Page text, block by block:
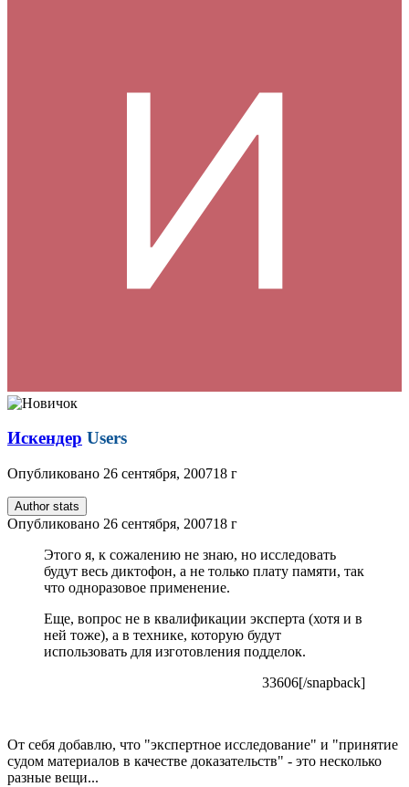
Искендер Users
Опубликовано 26 сентября, 200718 г
Author stats
Опубликовано 26 сентября, 200718 г
Этого я, к сожалению не знаю, но исследовать
будут весь диктофон, а не только плату памяти, так
что одноразовое применение.
Еще, вопрос не в квалификации эксперта (хотя и в
ней тоже), а в технике, которую будут
использовать для изготовления подделок.
33606[/snapback]
От себя добавлю, что "экспертное исследование" и "принятие
судом материалов в качестве доказательств" - это несколько
разные вещи...